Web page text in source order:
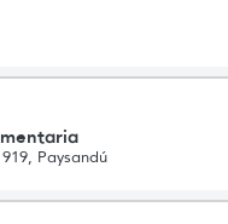
Paysandú